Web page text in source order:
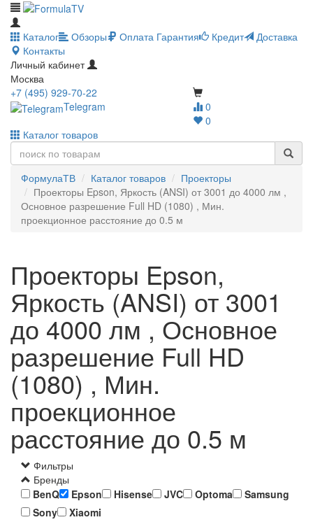
Каталог Обзоры Оплата Гарантия Кредит
Доставка
Контакты
Личный кабинет
Москва
0
0
+7 (495) 929-70-22
Telegram
Каталог товаров
ФормулаТВ Каталог товаров
Проекторы
Проекторы Epson, Яркость (ANSI) от 3001 до 4000 лм ,
Основное разрешение Full HD (1080) , Мин.
проекционное расстояние до 0.5 м
Проекторы Epson,
Яркость (ANSI) от 3001
до 4000 лм , Основное
разрешение Full HD
(1080) , Мин.
проекционное
расстояние до 0.5 м
Фильтры
Бренды
BenQ
Epson Hisense JVC Optoma
Samsung
Sony
Xiaomi